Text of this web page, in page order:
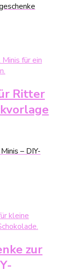
Ritter
– DIY-
zur